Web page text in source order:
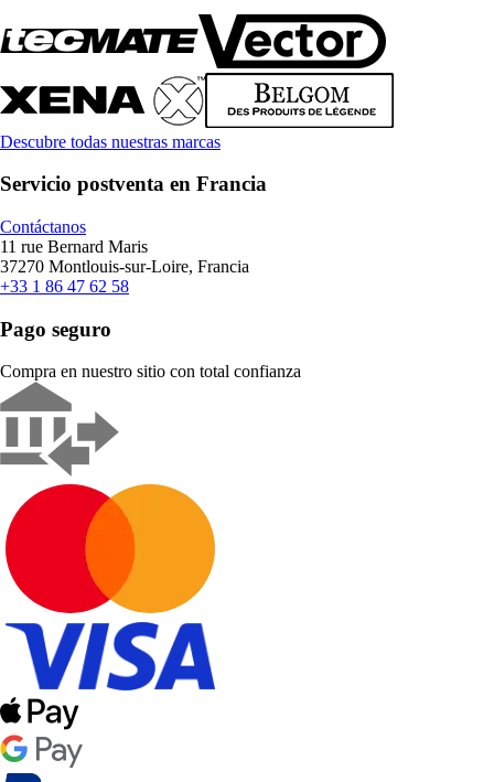
Descubre todas nuestras marcas
Servicio postventa en Francia
Contáctanos
11 rue Bernard Maris
37270 Montlouis-sur-Loire, Francia
+33 1 86 47 62 58
Pago seguro
Compra en nuestro sitio con total confianza